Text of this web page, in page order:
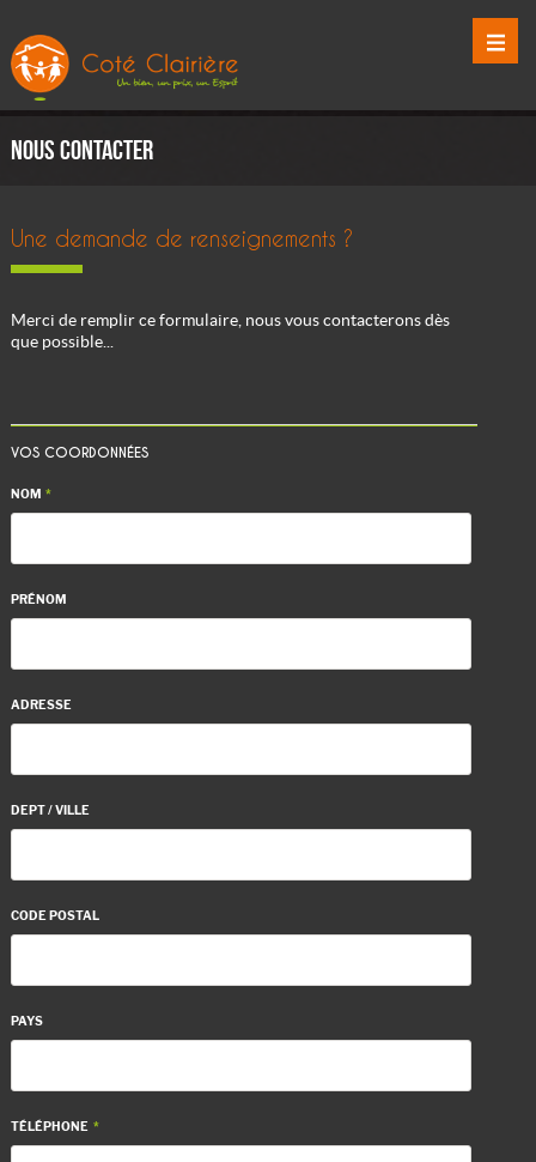
Nous contacter
Une demande de renseignements ?
Merci de remplir ce formulaire, nous vous contacterons dès
que possible...
VOS COORDONNÉES
NOM *
PRÉNOM
ADRESSE
DEPT / VILLE
CODE POSTAL
PAYS
TÉLÉPHONE *